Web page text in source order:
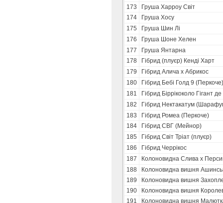
173
Груша Харроу Світ
174
Груша Хосу
175
Груша Шин Лі
176
Груша Шоне Хелен
177
Груша Янтарна
178
Гібрид (плуєр) Кенді Харт
179
Гібрид Алича х Абрикос
180
Гібрид Бебі Голд 9 (Перкоче)
181
Гібрид Біррікоколо Гігант
182
Гібрид Нектакатум
183
Гібрид Ромеа (Перкоче)
184
Гібрид СВГ (Мейнор)
185
Гібрид Світ Тріат (плуєр)
186
Гібрид Черрікос
187
Колоновидна Слива х
188
Колоновидна вишня
189
Колоновидна вишня
190
Колоновидна вишня
191
Колоновидна вишня